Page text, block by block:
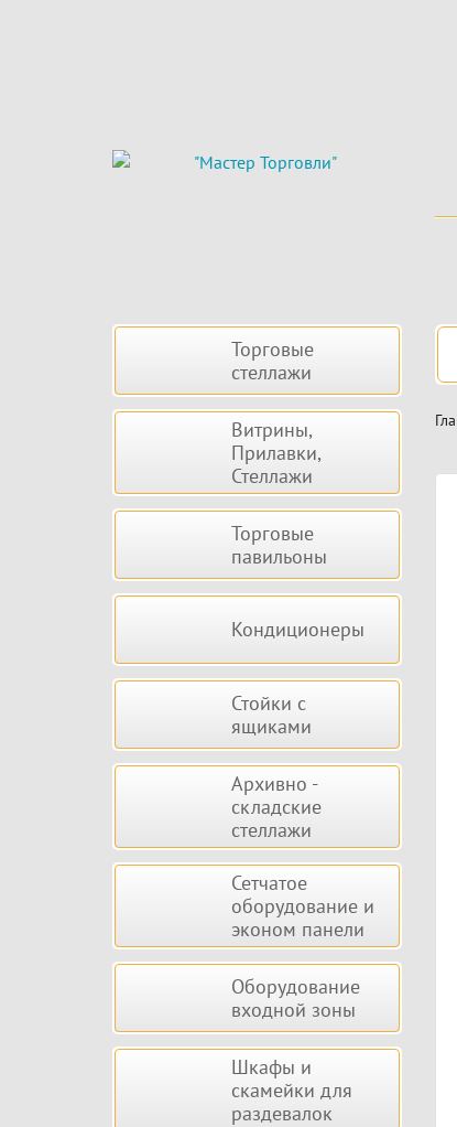
Боковая Торговые
стеллажи
Витрины,
Прилавки,
Стеллажи
Торговые
павильоны
Кондиционеры
Стойки с
ящиками
Архивно -
складские
стеллажи
Сетчатое
оборудование и
эконом панели
Оборудование
входной зоны
Шкафы и
скамейки для
раздевалок